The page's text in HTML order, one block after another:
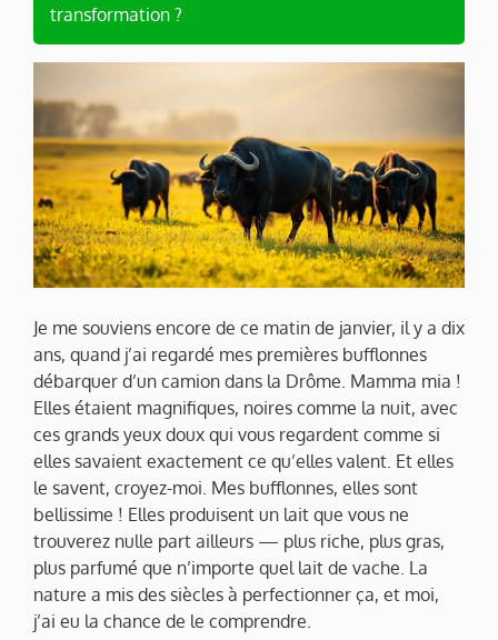
transformation ?
Je me souviens encore de ce matin de janvier, il y a dix
ans, quand j’ai regardé mes premières bufflonnes
débarquer d’un camion dans la Drôme. Mamma mia !
Elles étaient magnifiques, noires comme la nuit, avec
ces grands yeux doux qui vous regardent comme si
elles savaient exactement ce qu’elles valent. Et elles
le savent, croyez-moi. Mes bufflonnes, elles sont
bellissime ! Elles produisent un lait que vous ne
trouverez nulle part ailleurs — plus riche, plus gras,
plus parfumé que n’importe quel lait de vache. La
nature a mis des siècles à perfectionner ça, et moi,
j’ai eu la chance de le comprendre.